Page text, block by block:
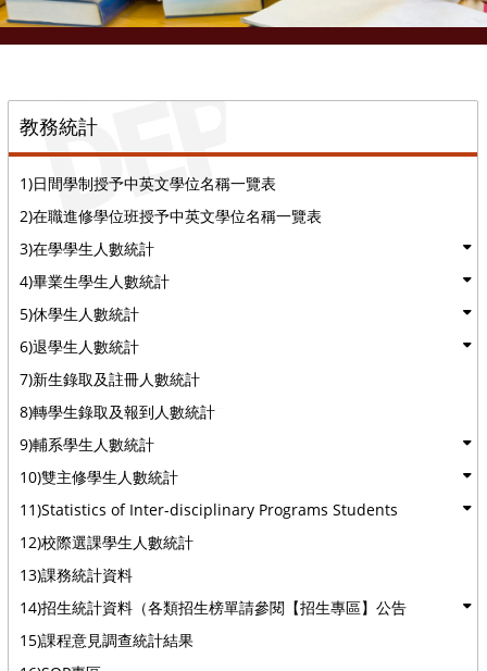
教務統計
1)日間學制授予中英文學位名稱一覽表
2)在職進修學位班授予中英文學位名稱一覽表
3)在學學生人數統計
4)畢業生學生人數統計
5)休學生人數統計
6)退學生人數統計
7)新生錄取及註冊人數統計
8)轉學生錄取及報到人數統計
9)輔系學生人數統計
10)雙主修學生人數統計
11)Statistics of Inter-disciplinary Programs Students
12)校際選課學生人數統計
13)課務統計資料
14)招生統計資料（各類招生榜單請參閱【招生專區】公告
15)課程意見調查統計結果